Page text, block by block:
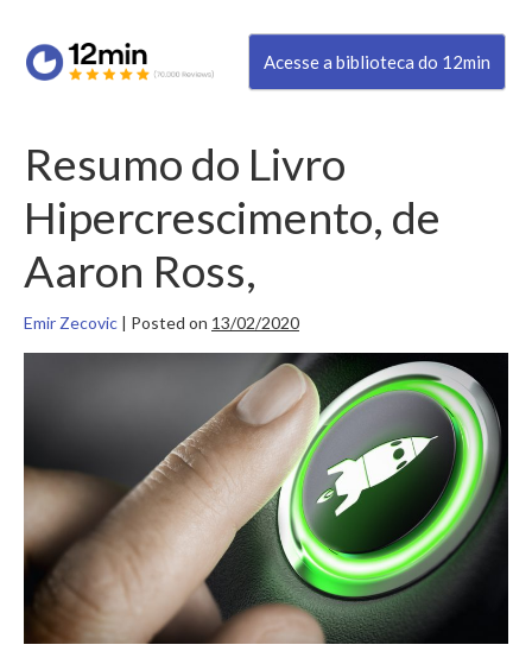
Acesse a biblioteca do 12min
Resumo do Livro
Hipercrescimento, de
Aaron Ross,
Emir Zecovic | Posted on 13/02/2020